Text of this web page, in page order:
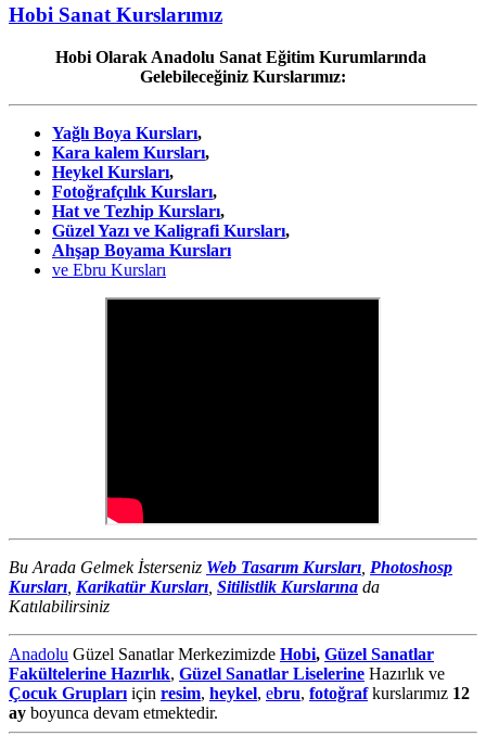
Hobi Sanat Kurslarımız
Hobi Olarak Anadolu Sanat Eğitim Kurumlarında
Gelebileceğiniz Kurslarımız:
Yağlı Boya Kursları,
Kara kalem Kursları,
Heykel Kursları,
Fotoğrafçılık Kursları,
Hat ve Tezhip Kursları,
Güzel Yazı ve Kaligrafi Kursları,
Ahşap Boyama Kursları
ve Ebru Kursları
Bu Arada Gelmek İsterseniz Web Tasarım Kursları Photoshosp
Kursları Karikatür Kursları Sitilistlik Kurslarına da
Katılabilirsiniz
Anadolu Güzel Sanatlar Merkezimizde Hobi, Güzel Sanatlar
Fakültelerine Hazırlık, Güzel Sanatlar Liselerine Hazırlık ve
Çocuk Grupları için resim, heykel, ebru, fotoğrafkurslarımız 12
ay boyunca devam etmektedir.